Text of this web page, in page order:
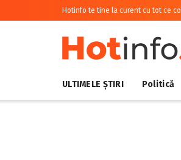
Hotinfo te tine la curent cu tot ce
ULTIMELE ȘTIRI Politică